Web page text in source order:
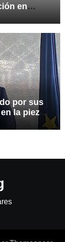
en
por sus
la pieza